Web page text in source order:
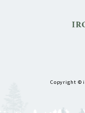
Copyright ©